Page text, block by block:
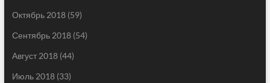
Октябрь 2018(59)
Сентябрь 2018(54)
Август 2018(44)
Июль 2018(33)